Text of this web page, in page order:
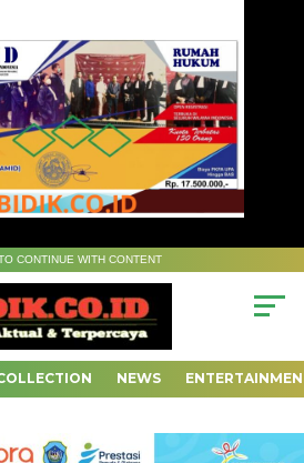
CONTINUE WITH CONTENT
NEWS